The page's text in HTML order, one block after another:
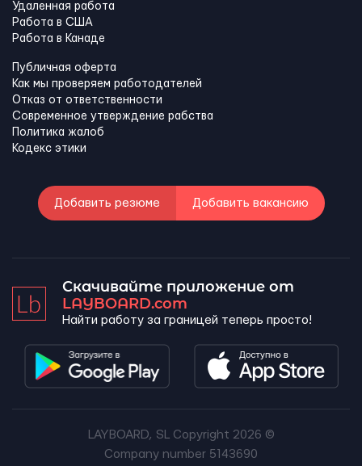
Удаленная работа
Работа в США
Работа в Канадe
Публичная оферта
Как мы проверяем работодателей
Отказ от ответственности
Современное утверждение рабства
Политика жалоб
Кодекс этики
Добавить резюме Добавить вакансию
Скачивайте приложение от
LAYBOARD.com
Найти работу за границей теперь просто!
LAYBOARD, SL Copyright 2026 ©
Company number 5143690